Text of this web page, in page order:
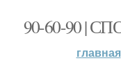
90-60-90 |
главная